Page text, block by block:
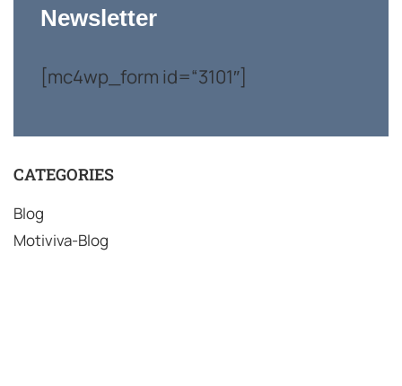
Newsletter
[mc4wp_form id=“3101″]
CATEGORIES
Blog
Motiviva-Blog